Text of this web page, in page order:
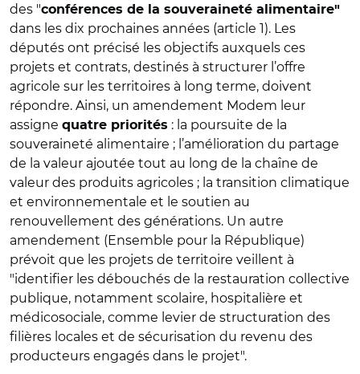
des "conférences de la souveraineté alimentaire"
dans les dix prochaines années (article 1). Les
députés ont précisé les objectifs auxquels ces
projets et contrats, destinés à structurer l’offre
agricole sur les territoires à long terme, doivent
répondre. Ainsi, un amendement Modem leur
assigne quatre priorités : l a poursuite de la
souveraineté alimentaire ; l’amélioration du partage
de la valeur ajoutée tout au long de la chaîne de
valeur des produits agricoles ; la transition climatique
et environnementale et le soutien au
renouvellement des générations. Un autre
amendement (Ensemble pour la République)
prévoit que les projets de territoire veillent à
"identifier les débouchés de la restauration collective
publique, notamment scolaire, hospitalière et
médicosociale, comme levier de structuration des
filières locales et de sécurisation du revenu des
producteurs engagés dans le projet".